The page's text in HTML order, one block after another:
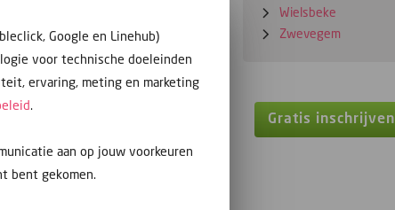
Wielsbeke
Zwevegem
Gratis inschrijven
Google en Linehub)
voor technische doeleinden
ervaring, meting en marketing
.
aan op jouw voorkeuren
bent gekomen.